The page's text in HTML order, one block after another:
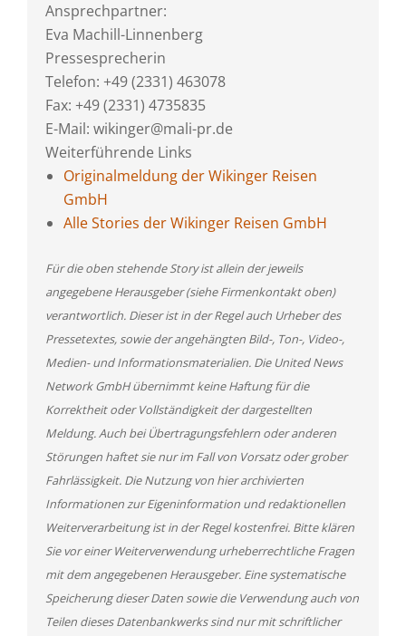
Ansprechpartner:
Eva Machill-Linnenberg
Pressesprecherin
Telefon: +49 (2331) 463078
Fax: +49 (2331) 4735835
E-Mail: wikinger@mali-pr.de
Weiterführende Links
Originalmeldung der Wikinger Reisen
GmbH
Alle Stories der Wikinger Reisen GmbH
Für die oben stehende Story ist allein der jeweils
angegebene Herausgeber (siehe Firmenkontakt oben)
verantwortlich. Dieser ist in der Regel auch Urheber des
Pressetextes, sowie der angehängten Bild-, Ton-, Video-,
Medien- und Informationsmaterialien. Die United News
Network GmbH übernimmt keine Haftung für die
Korrektheit oder Vollständigkeit der dargestellten
Meldung. Auch bei Übertragungsfehlern oder anderen
Störungen haftet sie nur im Fall von Vorsatz oder grober
Fahrlässigkeit. Die Nutzung von hier archivierten
Informationen zur Eigeninformation und redaktionellen
Weiterverarbeitung ist in der Regel kostenfrei. Bitte klären
Sie vor einer Weiterverwendung urheberrechtliche Fragen
mit dem angegebenen Herausgeber. Eine systematische
Speicherung dieser Daten sowie die Verwendung auch von
Teilen dieses Datenbankwerks sind nur mit schriftlicher